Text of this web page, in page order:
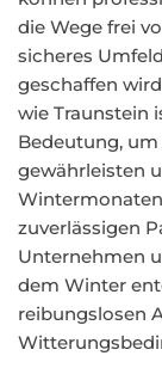
die Wege frei
sicheres
geschaffen
wie Traunstein
Bedeutung,
gewährleisten
zuverlässigen
Unternehmen
dem Winter
reibungslosen